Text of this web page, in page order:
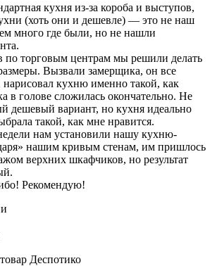
кухня из-за короба и выступов,
(хоть они и дешевле) — это не наш
много где были, но не нашли
по торговым центрам мы решили делать
Вызвали замерщика, он все
нарисовал кухню именно такой, как
в голове сложилась окончательно. Не
дешевый вариант, но кухня идеально
такой, как мне нравится.
нам установили нашу кухню-
нашим кривым стенам, им пришлось
верхних шкафчиков, но результат
Рекомендую!
Деспотико